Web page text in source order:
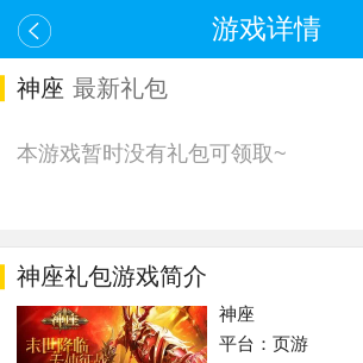
游戏详情
神座 最新礼包
本游戏暂时没有礼包可领取~
神座礼包游戏简介
神座
平台：页游